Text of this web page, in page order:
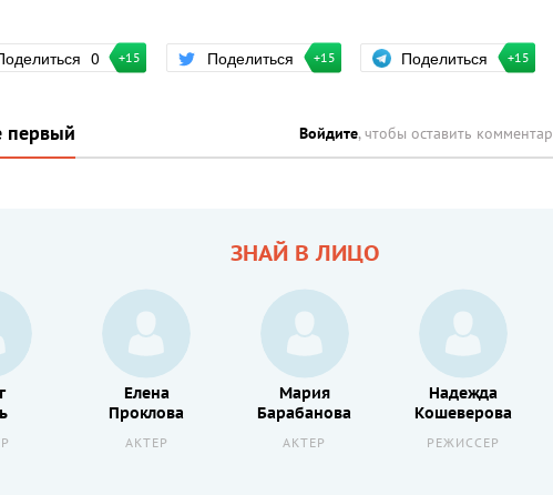
0 +15 Поделиться +15 Поделиться +15
первый Войдите, чтобы оставить
ЗНАЙ В ЛИЦО
Елена
Проклова
АКТЕР
Мария
Барабанова
АКТЕР
Надежда
Кошеверова
РЕЖИССЕР